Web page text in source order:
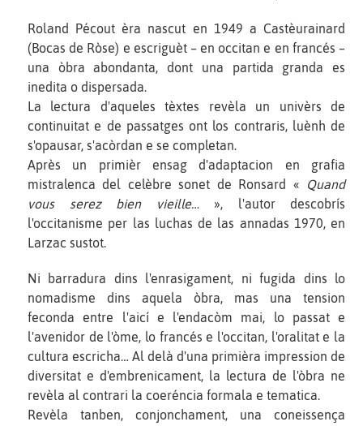
Roland Pécout èra nascut en 1949 a Castèurainard
(Bocas de Ròse) e escriguèt – en occitan e en francés –
una òbra abondanta, dont una partida granda es
inedita o dispersada.
La lectura d'aqueles tèxtes revèla un univèrs de
continuitat e de passatges ont los contraris, luènh de
s'opausar, s'acòrdan e se completan.
Après un primièr ensag d'adaptacion en grafia
mistralenca del celèbre sonet de Ronsard «
Quand
vous serez bien vieille…
», l'autor descobrís
l'occitanisme per las luchas de las annadas 1970, en
Larzac sustot.
Ni barradura dins l'enrasigament, ni fugida dins lo
nomadisme dins aquela òbra, mas una tension
feconda entre l'aicí e l'endacòm mai, lo passat e
l'avenidor de l'òme, lo francés e l'occitan, l'oralitat e la
cultura escricha… Al delà d'una primièra impression de
diversitat e d'embrenicament, la lectura de l'òbra ne
revèla al contrari la coeréncia formala e tematica.
Revèla tanben, conjonchament, una coneissença